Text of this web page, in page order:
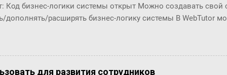
Код бизнес-логики системы открыт Можно создавать
дополнять/расширять бизнес-логику системы В WebTutor
обновлять версии и получать техническую
и разрабатывать "с нуля": Шаблоны
для развития сотрудников